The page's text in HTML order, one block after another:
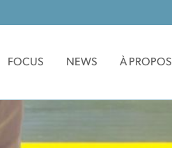
FOCUS NEWS À PROPOS